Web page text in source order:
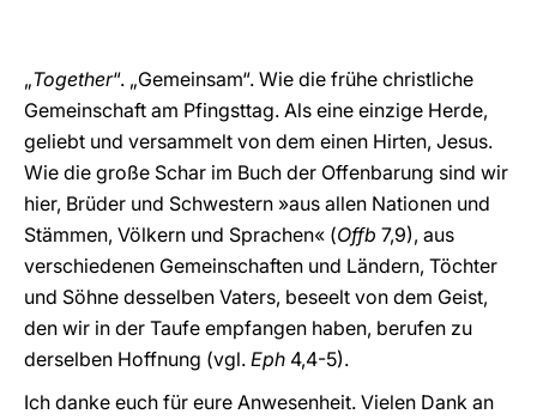
„Together“. „Gemeinsam“. Wie die frühe christliche
Gemeinschaft am Pfingsttag. Als eine einzige Herde,
geliebt und versammelt von dem einen Hirten, Jesus.
Wie die große Schar im Buch der Offenbarung sind wir
hier, Brüder und Schwestern »aus allen Nationen und
Stämmen, Völkern und Sprachen« (Offb 7,9), aus
verschiedenen Gemeinschaften und Ländern, Töchter
und Söhne desselben Vaters, beseelt von dem Geist,
den wir in der Taufe empfangen haben, berufen zu
derselben Hoffnung (vgl. Eph 4,4-5).
Ich danke euch für eure Anwesenheit. Vielen Dank an